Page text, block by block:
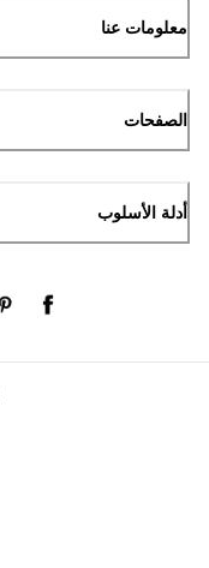
معلومات عنا
الصفحات
أدلة الأسلوب